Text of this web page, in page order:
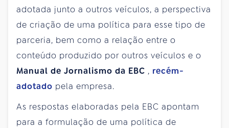
adotada junto a outros veículos, a perspectiva
de criação de uma política para esse tipo de
parceria, bem como a relação entre o
conteúdo produzido por outros veículos e o
Manual de Jornalismo da EBC , recém-
adotado pela empresa.
As respostas elaboradas pela EBC apontam
para a formulação de uma política de